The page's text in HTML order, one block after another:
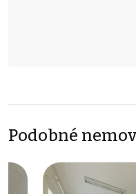
Podobné